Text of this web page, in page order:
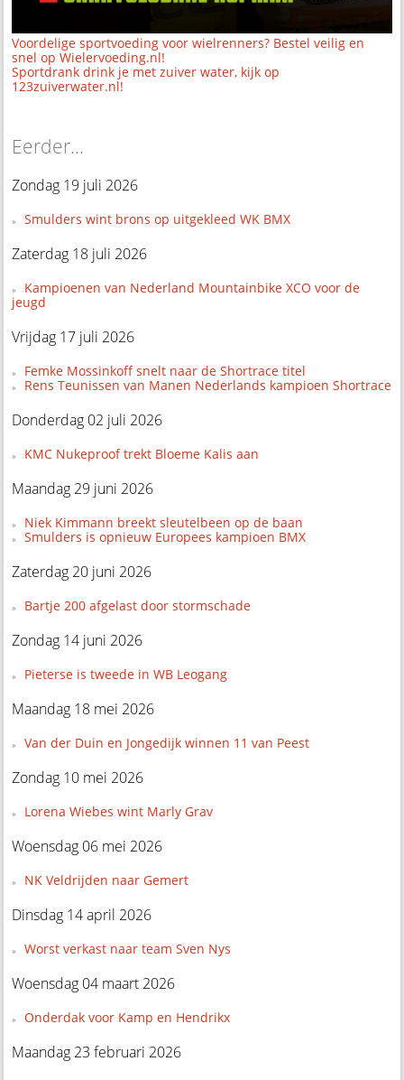
Voordelige sportvoeding voor wielrenners? Bestel veilig en
snel op Wielervoeding.nl!
Sportdrank drink je met zuiver water, kijk op
123zuiverwater.nl!
Eerder...
Zondag 19 juli 2026
Smulders wint brons op uitgekleed WK BMX
Zaterdag 18 juli 2026
Kampioenen van Nederland Mountainbike XCO voor de
jeugd
Vrijdag 17 juli 2026
Femke Mossinkoff snelt naar de Shortrace titel
Rens Teunissen van Manen Nederlands kampioen Shortrace
Donderdag 02 juli 2026
KMC Nukeproof trekt Bloeme Kalis aan
Maandag 29 juni 2026
Niek Kimmann breekt sleutelbeen op de baan
Smulders is opnieuw Europees kampioen BMX
Zaterdag 20 juni 2026
Bartje 200 afgelast door stormschade
Zondag 14 juni 2026
Pieterse is tweede in WB Leogang
Maandag 18 mei 2026
Van der Duin en Jongedijk winnen 11 van Peest
Zondag 10 mei 2026
Lorena Wiebes wint Marly Grav
Woensdag 06 mei 2026
NK Veldrijden naar Gemert
Dinsdag 14 april 2026
Worst verkast naar team Sven Nys
Woensdag 04 maart 2026
Onderdak voor Kamp en Hendrikx
Maandag 23 februari 2026